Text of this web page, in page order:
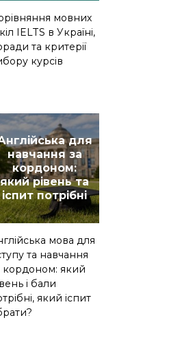
мовних
IELTS в Україні,
та критерії
курсів
для
навчання за
кордоном:
який рівень та
іспит потрібні
мова для
та навчання
кордоном: який
і бали
який іспит